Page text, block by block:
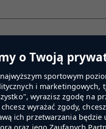
o Twoją
najwyższym sportowym
i
wyrazisz zgodę na
wyrażać zgody,
ich przetwarzania